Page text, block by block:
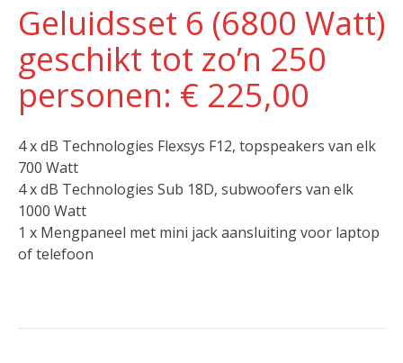
Geluidsset 6 (6800 Watt)
geschikt tot zo’n 250
personen: € 225,00
4 x dB Technologies Flexsys F12, topspeakers van elk
700 Watt
4 x dB Technologies Sub 18D, subwoofers van elk
1000 Watt
1 x Mengpaneel met mini jack aansluiting voor laptop
of telefoon